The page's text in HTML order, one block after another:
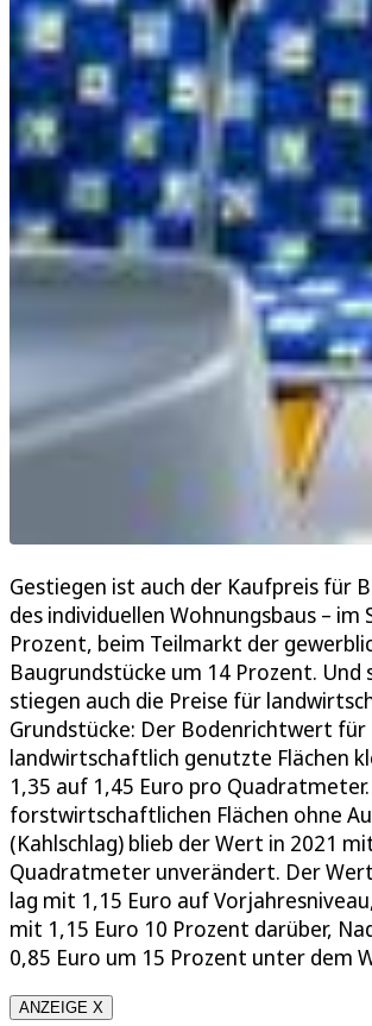
Gestiegen ist auch der Kaufpreis für
des individuellen Wohnungsbaus – im
Prozent, beim Teilmarkt der
Baugrundstücke um 14 Prozent. Und
stiegen auch die Preise für
Grundstücke: Der Bodenrichtwert für
landwirtschaftlich genutzte Flächen
1,35 auf 1,45 Euro pro
forstwirtschaftlichen Flächen ohne
(Kahlschlag) blieb der Wert in 2021
Quadratmeter unverändert. Der
lag mit 1,15 Euro auf
mit 1,15 Euro 10 Prozent darüber,
0,85 Euro um 15 Prozent unter dem
ANZEIGE X